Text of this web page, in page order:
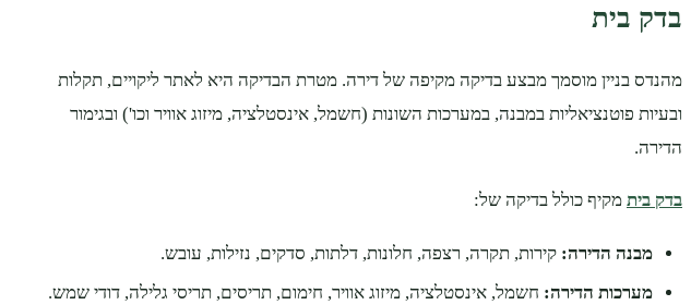
בדק בית
מהנדס בניין מוסמך מבצע בדיקה מקיפה של דירה. מטרת הבדיקה היא לאתר ליקויים, תקלות
ובעיות פוטנציאליות במבנה, במערכות השונות (חשמל, אינסטלציה, מיזוג אוויר וכו') ובגימור
הדירה.
בדק בית מקיף כולל בדיקה של:
מבנה הדירה: קירות, תקרה, רצפה, חלונות, דלתות, סדקים, נזילות, עובש.
מערכות הדירה: חשמל, אינסטלציה, מיזוג אוויר, חימום, תריסים, תריסי גלילה, דודי שמש.